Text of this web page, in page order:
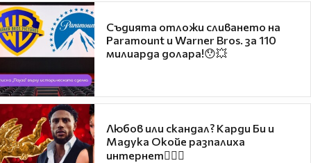
Съдията отложи сливането на
Paramount и Warner Bros. за 110
милиарда долара!😯💥
Любов или скандал? Карди Би и
Мадука Окойе разпалиха
интернет❤️‍🔥🔥